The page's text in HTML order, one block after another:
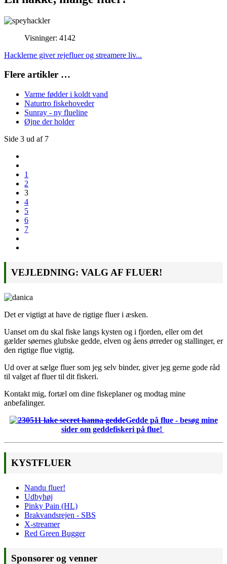
Visninger: 4142
Hacklerne giver rejefluer og streamere liv...
Flere artikler …
Varme fødder i koldt vand
Naturtro fiskehoveder
Sunray - ny flueline
Øjne der holder
Side 3 ud af 7
1
2
3
4
5
6
7
VEJLEDNING: VALG AF FLUER!
Det er vigtigt at have de rigtige fluer i æsken.
Uanset om du skal fiske langs kysten og i fjorden, eller om det
gælder søernes glubske gedde, elven og åens ørreder og stallinger, er
den rigtige flue vigtig.
Ud over at sælge fluer som jeg selv binder, giver jeg gerne gode råd
til valget af fluer til dit fiskeri.
Kontakt mig, fortæl om dine fiskeplaner og modtag mine
anbefalinger.
Gedde på flue - besøg mine
sider om geddefiskeri på flue!
KYSTFLUER
Nandu fluer!
Udbyhøj
Pinky Pain (HL)
Brakvandsrejen - SBS
X-streamer
Red Green Bugger
Sponsorer og venner